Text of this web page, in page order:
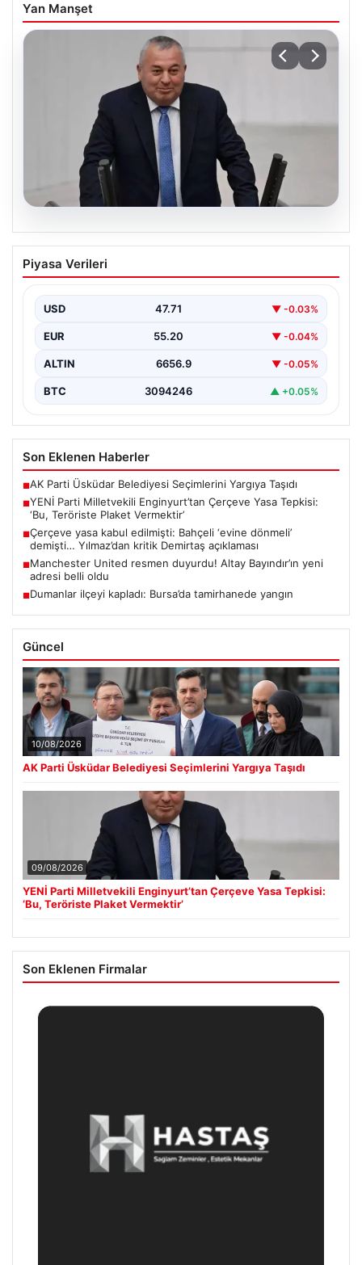
Yan Manşet
09.08.2026
YENİ Parti Milletvekili Enginyurt’tan
Çerçeve Yasa Tepkisi: ‘Bu, Teröriste
Türkiye Büyük Millet Meclisi'nde (TBMM) Pazartesi
teklifi, siyasi…
Piyasa Verileri
USD 47.71 ▼ -0.03%
EUR 55.20 ▼ -0.04%
ALTIN 6656.9 ▼ -0.05%
BTC 3094246 ▲ +0.05%
Son Eklenen Haberler
■AK Parti Üsküdar Belediyesi Seçimlerini Yargıya Taşıdı
■YENİ Parti Milletvekili Enginyurt’tan Çerçeve Yasa Tepkisi:
‘Bu, Teröriste Plaket Vermektir’
■Çerçeve yasa kabul edilmişti: Bahçeli ‘evine dönmeli’
demişti… Yılmaz’dan kritik Demirtaş açıklaması
■Manchester United resmen duyurdu! Altay Bayındır’ın yeni
adresi belli oldu
■Dumanlar ilçeyi kapladı: Bursa’da tamirhanede yangın
Güncel
10/08/2026
AK Parti Üsküdar Belediyesi Seçimlerini Yargıya Taşıdı
09/08/2026
YENİ Parti Milletvekili Enginyurt’tan Çerçeve Yasa Tepkisi:
‘Bu, Teröriste Plaket Vermektir’
Son Eklenen Firmalar